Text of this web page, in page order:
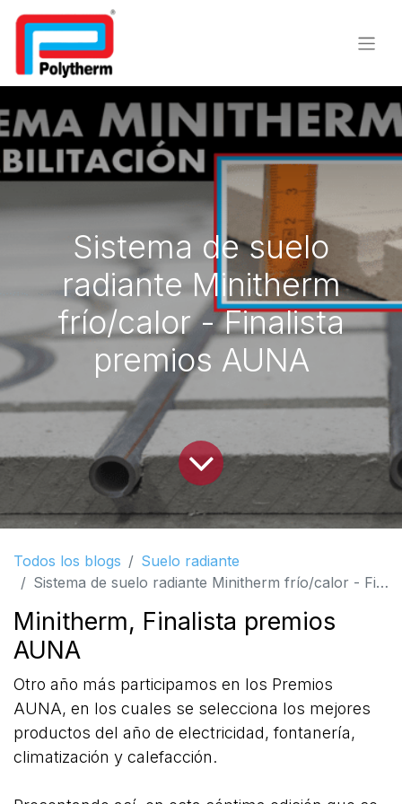
Sistema de suelo
radiante Minitherm
frío/calor - Finalista
premios AUNA
Todos los blogs
Suelo radiante
Sistema de suelo radiante Minitherm frío/calor - Finalista premios AUNA
Minitherm, Finalista premios
AUNA
Otro año más participamos en los Premios
AUNA, en los cuales se selecciona los mejores
productos del año de electricidad, fontanería,
climatización y calefacción.